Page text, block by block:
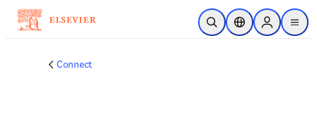
Saltar al contenido principal
Abrir búsqueda
Selector deSign in to
menu
Connect